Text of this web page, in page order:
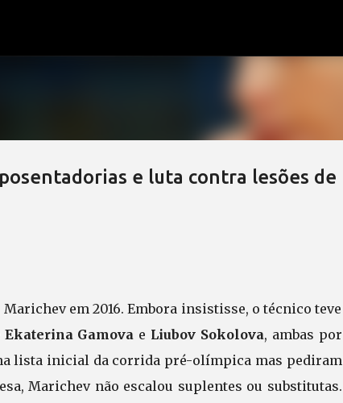
e luta contra lesões de
em 2016. Embora insistisse, o técnico teve
Ekaterina Gamova e Liubov Sokolova, ambas por
lista inicial da corrida pré-olímpica mas pediram
Marichev não escalou suplentes ou substitutas.